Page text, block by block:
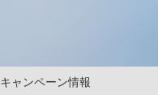
キャンペーン情報